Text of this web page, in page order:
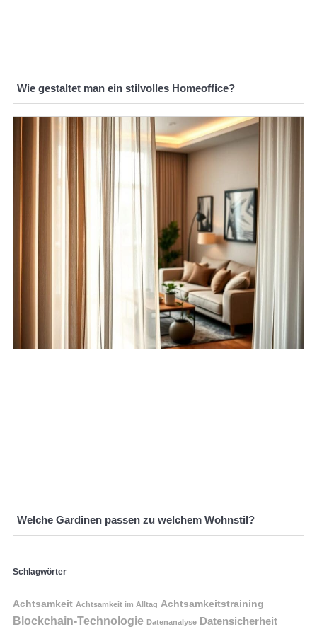
Wie gestaltet man ein stilvolles Homeoffice?
Welche Gardinen passen zu welchem Wohnstil?
Schlagwörter
Achtsamkeit Achtsamkeit im Alltag Achtsamkeitstraining
Blockchain-Technologie Datenanalyse Datensicherheit